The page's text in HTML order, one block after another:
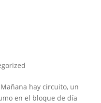
hay circuito, un
en el bloque de día